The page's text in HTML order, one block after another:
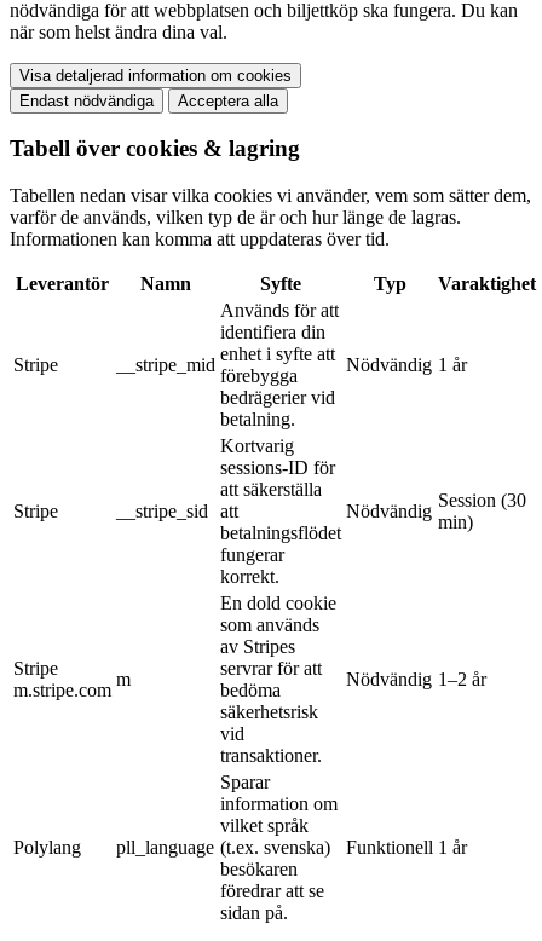
nödvändiga för att webbplatsen och biljettköp ska fungera. Du kan
när som helst ändra dina val.
Visa detaljerad information om cookies
Endast nödvändiga
Acceptera alla
Tabell över cookies & lagring
Tabellen nedan visar vilka cookies vi använder, vem som sätter dem,
varför de används, vilken typ de är och hur länge de lagras.
Informationen kan komma att uppdateras över tid.
Leverantör Namn Syfte Typ Varaktighet
Stripe __stripe_mid
Används för att
identifiera din
enhet i syfte att
förebygga
bedrägerier vid
betalning.
Nödvändig 1 år
Stripe __stripe_sid
Kortvarig
sessions-ID för
att säkerställa
att
betalningsflödet
fungerar
korrekt.
Nödvändig
Session (30
min)
Stripe
m.stripe.com
m
En dold cookie
som används
av Stripes
servrar för att
bedöma
säkerhetsrisk
vid
transaktioner.
Nödvändig 1–2 år
Polylang pll_language
Sparar
information om
vilket språk
(t.ex. svenska)
besökaren
föredrar att se
sidan på.
Funktionell 1 år